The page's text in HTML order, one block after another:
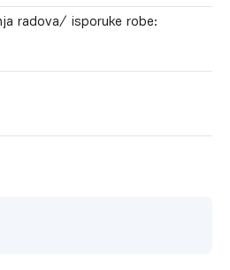
radova/ isporuke robe: